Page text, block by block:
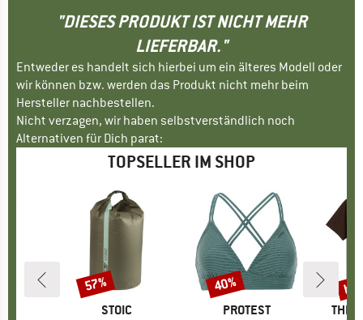
"DIESES PRODUKT IST NICHT MEHR
LIEFERBAR."
Entweder es handelt sich hierbei um ein älteres Modell oder
wir können bzw. werden das Produkt nicht mehr beim
Hersteller nachbestellen.
Nicht verzagen, wir haben selbstverständlich noch
Alternativen für Dich parat:
TOPSELLER IM SHOP
MARKE
STOIC
Rabatt
57%
MARKE
PROTEST
Rabatt
40%
THE